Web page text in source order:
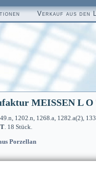
Verkauf aus den
MEISSEN L O
1202.n, 1268.a, 1282.a(2),
. 18 Stück.
Porzellan